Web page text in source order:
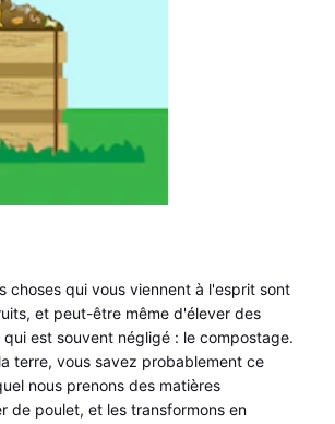
choses qui vous viennent à l'esprit sont
et peut-être même d'élever des
est souvent négligé : le compostage.
terre, vous savez probablement ce
nous prenons des matières
de poulet, et les transformons en